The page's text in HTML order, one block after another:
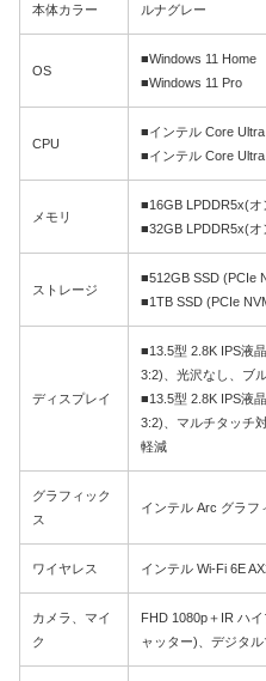
本体カラー ルナグレー
OS
■Windows 11 Home
■Windows 11 Pro
CPU
■インテル Core
■インテル Core
メモリ
■16GB LPDDR5x(オ
■32GB LPDDR5x(オ
ストレージ
■512GB SSD (PCIe
■1TB SSD (PCIe
ディスプレイ
■13.5型 2.8K IPS液
3:2)、光沢なし、ブ
■13.5型 2.8K IPS液
3:2)、マルチタッチ
軽減
グラフィック
ス
インテル Arc グラフ
ワイヤレス インテル Wi-Fi 6E
カメラ、マイ
ク
FHD 1080p＋IR ハ
ャッター)、デジタ